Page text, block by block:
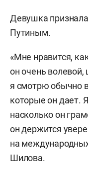
Девушка
Путиным.
«Мне нравится,
он очень
я смотрю обычно
которые он дает.
насколько он
он держится
на
Шилова.